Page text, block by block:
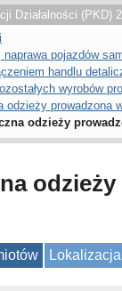
Działalności (PKD)
pojazdów
handlu
wyrobów
odzieży prowadzona
odzieży
Lokalizacja